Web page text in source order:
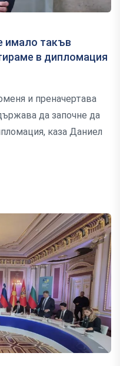
имало такъв
в дипломация
и преначертава
да започне да
каза Даниел